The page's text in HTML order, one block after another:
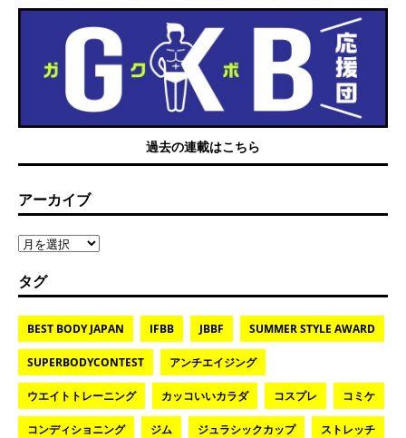
過去の連載はこちら
アーカイブ
タグ
BEST BODY JAPAN IFBB JBBF SUMMER STYLE AWARD
SUPERBODYCONTEST アンチエイジング
ウエイトトレーニング カッコいいカラダ コスプレ コミケ
コンディショニング ジム ジュラシックカップ ストレッチ